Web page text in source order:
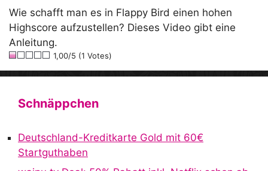
Wie schafft man es in Flappy Bird einen hohen
Highscore aufzustellen? Dieses Video gibt eine
Anleitung.
1,00/5 (1 Votes)
Schnäppchen
Deutschland-Kreditkarte Gold mit 60€
Startguthaben